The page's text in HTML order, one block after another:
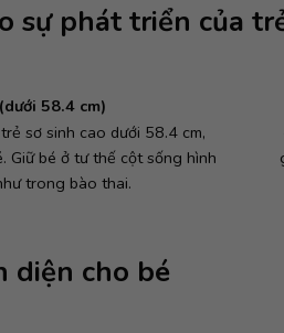
sự phát triển của
58.4 cm)
sơ sinh cao dưới 58.4 cm,
Giữ bé ở tư thế cột sống hình
trong bào thai.
diện cho bé